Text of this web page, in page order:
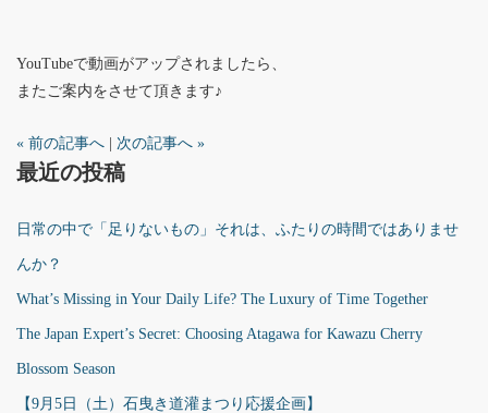
YouTubeで動画がアップされましたら、
またご案内をさせて頂きます♪
« 前の記事へ 次の記事へ »
最近の投稿
日常の中で「足りないもの」それは、ふたりの時間ではありませ
んか？
What’s Missing in Your Daily Life? The Luxury of Time Together
The Japan Expert’s Secret: Choosing Atagawa for Kawazu Cherry
Blossom Season
【9月5日（土）石曳き道灌まつり応援企画】